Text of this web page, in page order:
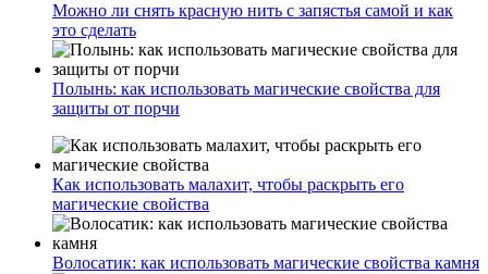
Можно ли снять красную нить с запястья самой и как
это сделать
Полынь: как использовать магические свойства для
защиты от порчи
Как использовать малахит, чтобы раскрыть его
магические свойства
Волосатик: как использовать магические свойства камня